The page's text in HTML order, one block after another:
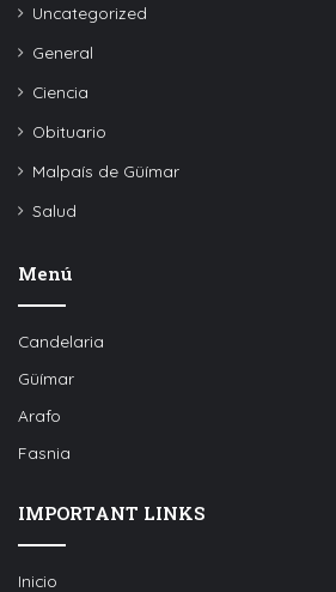
Uncategorized
General
Ciencia
Obituario
Malpaís de Güímar
Salud
Menú
Candelaria
Güímar
Arafo
Fasnia
IMPORTANT LINKS
Inicio